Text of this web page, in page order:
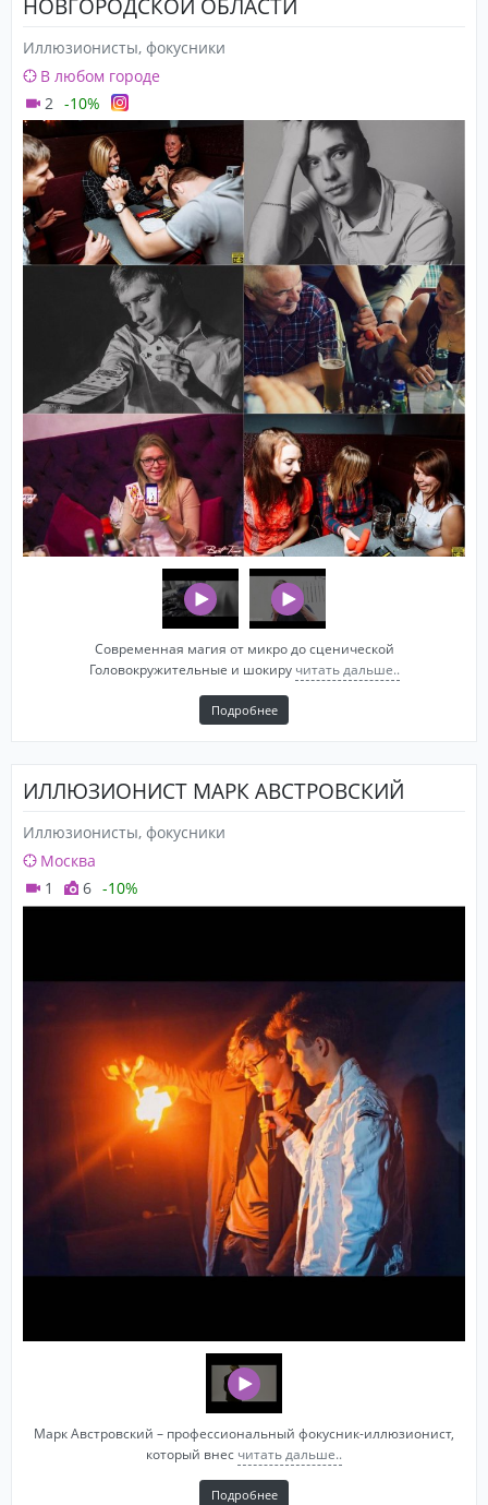
Иллюзионисты, фокусники
В любом городе
2 -10%
Современная магия от микро до сценической
Головокружительные и шокиру читать дальше..
Подробнее
ИЛЛЮЗИОНИСТ МАРК АВСТРОВСКИЙ
Иллюзионисты, фокусники
Москва
1
6 -10%
Марк Австровский – профессиональный фокусник-иллюзионист,
который внес читать дальше..
Подробнее